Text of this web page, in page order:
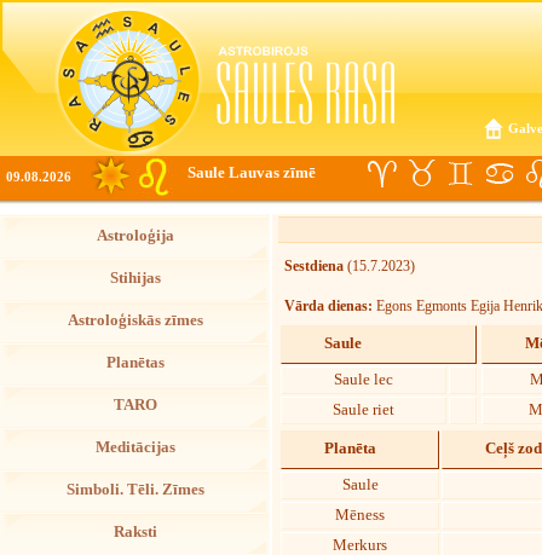
09.08.2026 Saule Lauvas zīmē
Astroloģija
Stihijas
Astroloģiskās zīmes
Planētas
TARO
Meditācijas
Simboli. Tēli. Zīmes
Raksti
Sestdiena (15.7.2023)
Vārda dienas: Egons Egmonts Egija
Saule
Saule lec
Saule riet
Planēta Ceļš
Saule
Mēness
Merkurs